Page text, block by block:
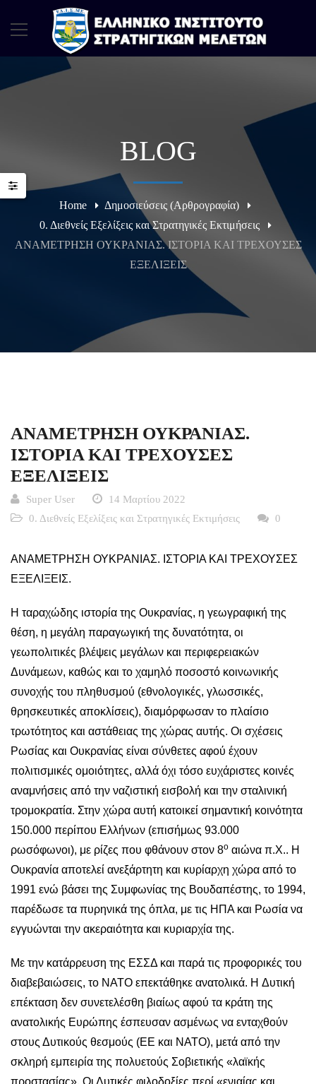
BLOG
Home
Δημοσιεύσεις (Αρθρογραφία)
0. Διεθνείς Εξελίξεις και Στρατηγικές Εκτιμήσεις
ΑΝΑΜΕΤΡΗΣΗ ΟΥΚΡΑΝΙΑΣ. ΙΣΤΟΡΙΑ ΚΑΙ ΤΡΕΧΟΥΣΕΣ
ΕΞΕΛΙΞΕΙΣ
ΑΝΑΜΕΤΡΗΣΗ ΟΥΚΡΑΝΙΑΣ.
ΙΣΤΟΡΙΑ ΚΑΙ ΤΡΕΧΟΥΣΕΣ
ΕΞΕΛΙΞΕΙΣ
Super User
14 Μαρτίου 2022
0. Διεθνείς Εξελίξεις και Στρατηγικές Εκτιμήσεις
0
ΑΝΑΜΕΤΡΗΣΗ ΟΥΚΡΑΝΙΑΣ. ΙΣΤΟΡΙΑ ΚΑΙ ΤΡΕΧΟΥΣΕΣ
ΕΞΕΛΙΞΕΙΣ.
Η ταραχώδης ιστορία της Ουκρανίας, η γεωγραφική της
θέση, η μεγάλη παραγωγική της δυνατότητα, οι
γεωπολιτικές βλέψεις μεγάλων και περιφερειακών
Δυνάμεων, καθώς και το χαμηλό ποσοστό κοινωνικής
συνοχής του πληθυσμού (εθνολογικές, γλωσσικές,
θρησκευτικές αποκλίσεις), διαμόρφωσαν το πλαίσιο
τρωτότητος και αστάθειας της χώρας αυτής. Οι σχέσεις
Ρωσίας και Ουκρανίας είναι σύνθετες αφού έχουν
πολιτισμικές ομοιότητες, αλλά όχι τόσο ευχάριστες κοινές
αναμνήσεις από την ναζιστική εισβολή και την σταλινική
τρομοκρατία. Στην χώρα αυτή κατοικεί σημαντική κοινότητα
150.000 περίπου Ελλήνων (επισήμως 93.000
ρωσόφωνοι), με ρίζες που φθάνουν στον 8ο αιώνα π.Χ.. Η
Ουκρανία αποτελεί ανεξάρτητη και κυρίαρχη χώρα από το
1991 ενώ βάσει της Συμφωνίας της Βουδαπέστης, το 1994,
παρέδωσε τα πυρηνικά της όπλα, με τις ΗΠΑ και Ρωσία να
εγγυώνται την ακεραιότητα και κυριαρχία της.
Με την κατάρρευση της ΕΣΣΔ και παρά τις προφορικές του
διαβεβαιώσεις, το ΝΑΤΟ επεκτάθηκε ανατολικά. H Δυτική
επέκταση δεν συνετελέσθη βιαίως αφού τα κράτη της
ανατολικής Ευρώπης έσπευσαν ασμένως να ενταχθούν
στους Δυτικούς θεσμούς (ΕΕ και ΝΑΤΟ), μετά από την
σκληρή εμπειρία της πολυετούς Σοβιετικής «λαϊκής
προστασίας». Οι Δυτικές φιλοδοξίες περί «ενιαίας και